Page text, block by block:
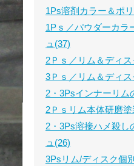
1Ps溶剤カラー＆ポ
1Pｓ／パウダーカラ
ュ(37)
2Ｐｓ／リム＆ディ
3Ｐｓ／リム＆ディ
2・3Psインナーリム
2Ｐｓリム本体研磨
2・3Ps溶接ハメ殺し
ュ(26)
3Psリム/ディスク個